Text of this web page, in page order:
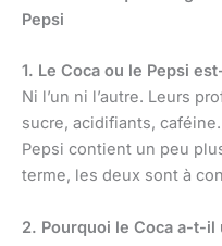
Pepsi
1. Le Coca ou le Pepsi
Ni l’un ni l’autre. Leurs
sucre, acidifiants,
Pepsi contient un peu
terme, les deux sont à
2. Pourquoi le Coca a-t-il